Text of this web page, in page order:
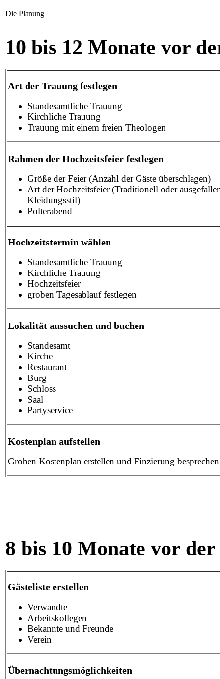
Die Planung
10 bis 12 Monate vor
Art der Trauung festlegen
Standesamtliche Trauung
Kirchliche Trauung
Trauung mit einem freien Theologen
Rahmen der Hochzeitsfeier festlegen
Größe der Feier (Anzahl der Gäste überschlagen)
Art der Hochzeitsfeier (Traditionell oder
Kleidungsstil)
Polterabend
Hochzeitstermin wählen
Standesamtliche Trauung
Kirchliche Trauung
Hochzeitsfeier
groben Tagesablauf festlegen
Lokalität aussuchen und buchen
Standesamt
Kirche
Restaurant
Burg
Schloss
Saal
Partyservice
Kostenplan aufstellen
Groben Kostenplan erstellen und Finzierung besprechen
8 bis 10 Monate vor
Gästeliste erstellen
Verwandte
Arbeitskollegen
Bekannte und Freunde
Verein
Übernachtungsmöglichkeiten